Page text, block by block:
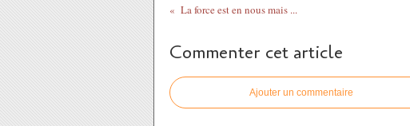
La force est en nous mais ...
Commenter cet article
Ajouter un commentaire